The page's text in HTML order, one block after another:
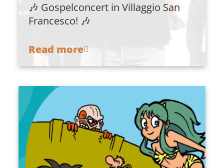
🎶 Gospelconcert in Villaggio San
Francesco! 🎶
Read more